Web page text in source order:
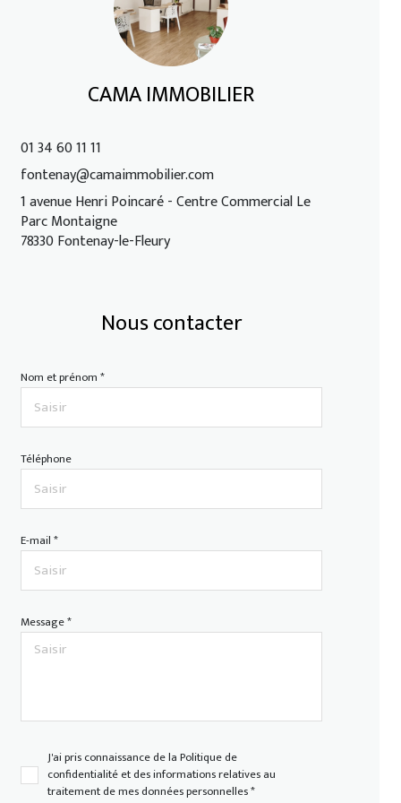
CAMA IMMOBILIER
01 34 60 11 11
fontenay@camaimmobilier.com
1 avenue Henri Poincaré - Centre Commercial Le
Parc Montaigne
78330 Fontenay-le-Fleury
Nous contacter
Nom et prénom *
Téléphone
E-mail *
Message *
J'ai pris connaissance de la Politique de
confidentialité et des informations relatives au
traitement de mes données personnelles *